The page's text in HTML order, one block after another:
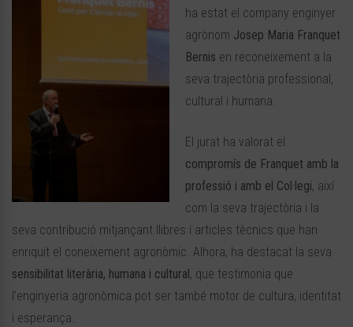
ha estat el company enginyer
agrònom Josep Maria Franquet
Bernis en reconeixement a la
seva trajectòria professional,
cultural i humana.
El jurat ha valorat el
compromís de Franquet amb la
professió i amb el Col·legi, així
com la seva trajectòria i la
seva contribució mitjançant llibres i articles tècnics que han
enriquit el coneixement agronòmic. Alhora, ha destacat la seva
sensibilitat literària, humana i cultural , que testimonia que
l’enginyeria agronòmica pot ser també motor de cultura, identitat
i esperança.